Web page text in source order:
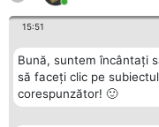
15:51
Bună, suntem încântați
să faceți clic pe
corespunzător! 🙂